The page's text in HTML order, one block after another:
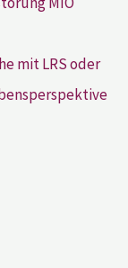
mit LRS oder